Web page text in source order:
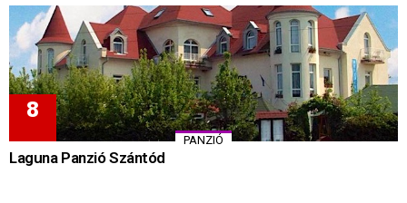
PANZIÓ
Laguna Panzió Szántód